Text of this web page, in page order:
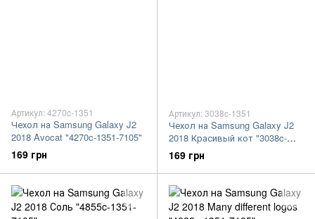
Артикул: 4270c-1351
Чехол на Samsung Galaxy J2
2018 Avocat "4270c-1351-7105"
169 грн
Артикул: 3038c-1351
Чехол на Samsung Galaxy J2
2018 Красивый кот "3038c-
1351-7105"
169 грн